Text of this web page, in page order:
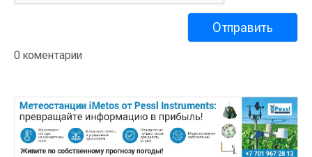
0 коментарии